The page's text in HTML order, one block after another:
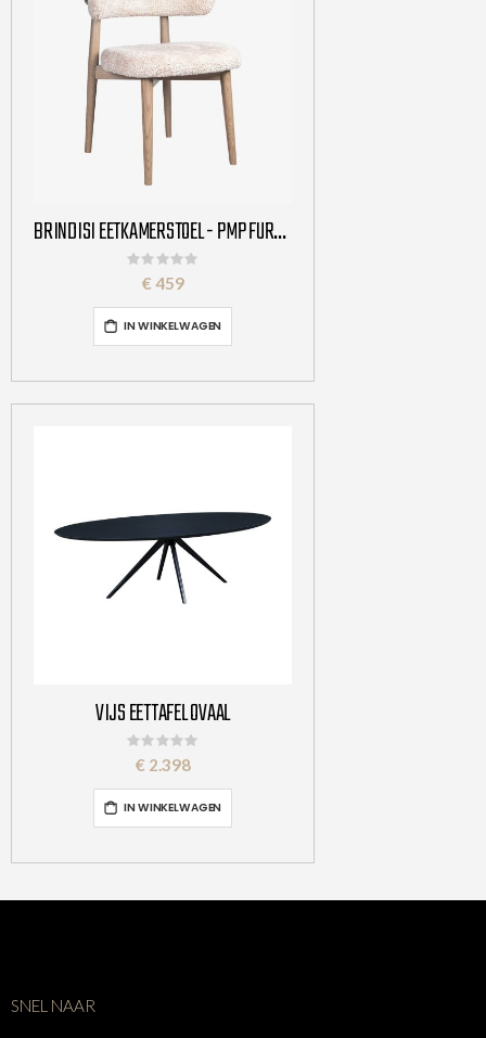
BRINDISI EETKAMERSTOEL - PMP FURNITURE
Rating:
€ 459
IN WINKELWAGEN
VIJS EETTAFEL OVAAL
Rating:
0%
€ 2.398
IN WINKELWAGEN
SNEL NAAR